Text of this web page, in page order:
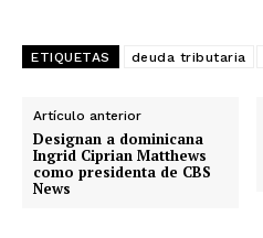
ETIQUETAS deuda tributaria
Artículo anterior
Designan a dominicana
Ingrid Ciprian Matthews
como presidenta de CBS
News